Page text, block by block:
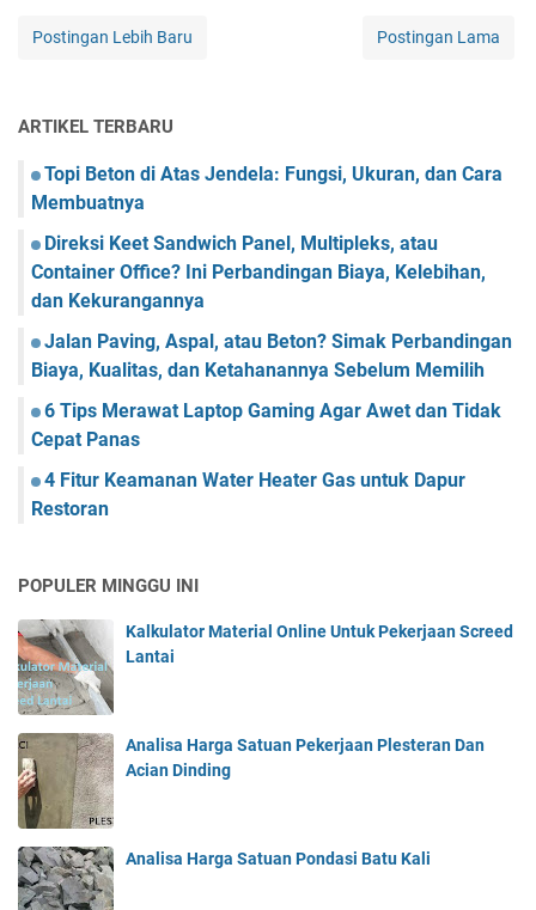
Postingan Lebih Baru Postingan Lama
ARTIKEL TERBARU
Topi Beton di Atas Jendela: Fungsi, Ukuran, dan Cara
Membuatnya
Direksi Keet Sandwich Panel, Multipleks, atau
Container Office? Ini Perbandingan Biaya, Kelebihan,
dan Kekurangannya
Jalan Paving, Aspal, atau Beton? Simak Perbandingan
Biaya, Kualitas, dan Ketahanannya Sebelum Memilih
6 Tips Merawat Laptop Gaming Agar Awet dan Tidak
Cepat Panas
4 Fitur Keamanan Water Heater Gas untuk Dapur
Restoran
POPULER MINGGU INI
Kalkulator Material Online Untuk Pekerjaan Screed
Lantai
Analisa Harga Satuan Pekerjaan Plesteran Dan
Acian Dinding
Analisa Harga Satuan Pondasi Batu Kali